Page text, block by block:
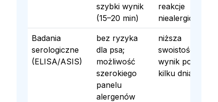
szybki wynik
(15–20 min)
reakcje
niealergiczne
Badania
serologiczne
(ELISA/ASIS)
bez ryzyka
dla psa;
możliwość
szerokiego
panelu
alergenów
niższa
swoistość;
wynik po
kilku dniach